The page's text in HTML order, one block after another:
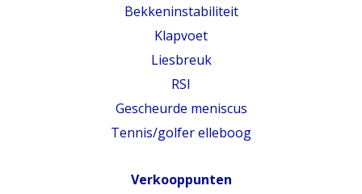
Bekkeninstabiliteit
Klapvoet
Liesbreuk
RSI
Gescheurde meniscus
Tennis/golfer elleboog
Verkooppunten